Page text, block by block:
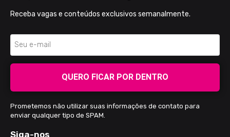
Receba vagas e conteúdos exclusivos semanalmente.
QUERO FICAR POR DENTRO
Prometemos não utilizar suas informações de contato para
enviar qualquer tipo de SPAM.
Siga-nos